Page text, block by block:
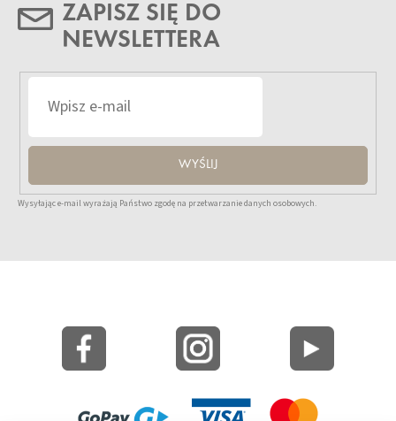
ZAPISZ SIĘ DO
NEWSLETTERA
WYŚLIJ
Wysyłając e-mail wyrażają Państwo zgodę na przetwarzanie danych osobowych.